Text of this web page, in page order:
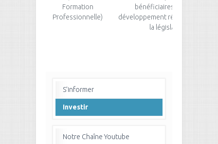
Formation
Professionnelle)
bénéficiaires des
développement régional
la législation en
S’informer
Investir
Notre Chaîne Youtube